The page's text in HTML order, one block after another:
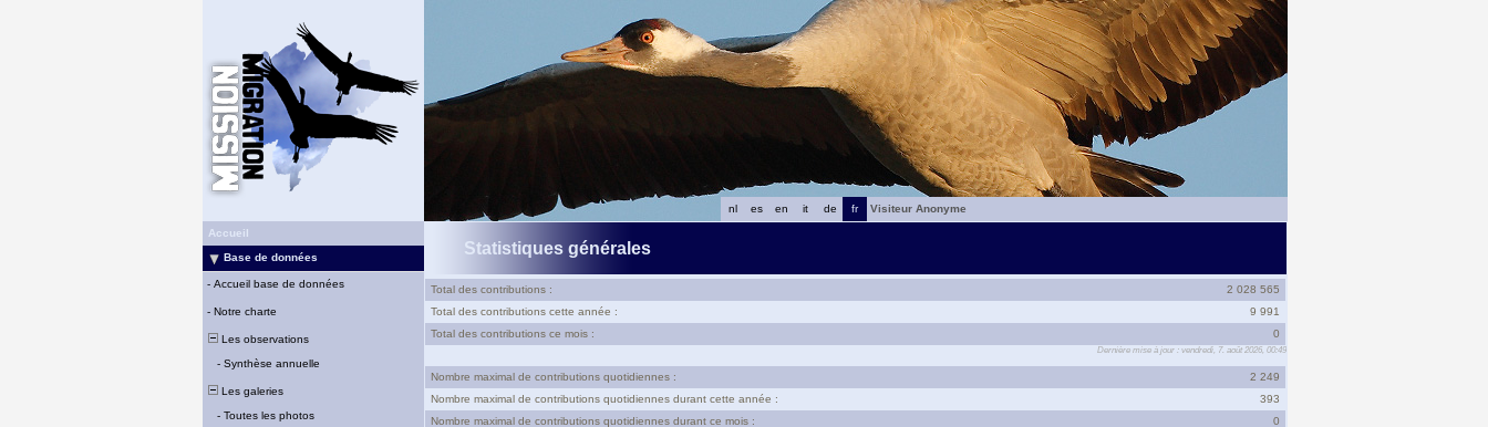
fr
de
it
en
es
nl
Visiteur Anonyme
Accueil
Base de données
- Accueil base de données
- Notre charte
Les observations
- Synthèse annuelle
Les galeries
- Toutes les photos
Statistiques générales
Total des contributions :
2 028 565
Total des contributions cette année :
9 991
Total des contributions ce mois :
0
Dernière mise à jour : vendredi, 7. août 2026, 00:49
Nombre maximal de contributions quotidiennes :
2 249
Nombre maximal de contributions quotidiennes durant cette année :
393
Nombre maximal de contributions quotidiennes durant ce mois :
0